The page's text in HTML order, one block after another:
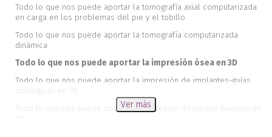
Todo lo que nos puede aportar la tomografía axial computarizada
en carga en los problemas del pie y el tobillo
Todo lo que nos puede aportar la tomografía computarizada
dinámica
Todo lo que nos puede aportar la impresión ósea en 3D
Todo lo que nos puede aportar la impresión de implantes-guías
quirúrgicas en 3D
Todo lo que nos puede aportar la impresión de tejidos blandos en
Ver más